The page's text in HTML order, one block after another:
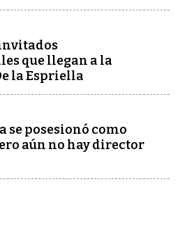
que llegan a la
la Espriella
se posesionó como
aún no hay director